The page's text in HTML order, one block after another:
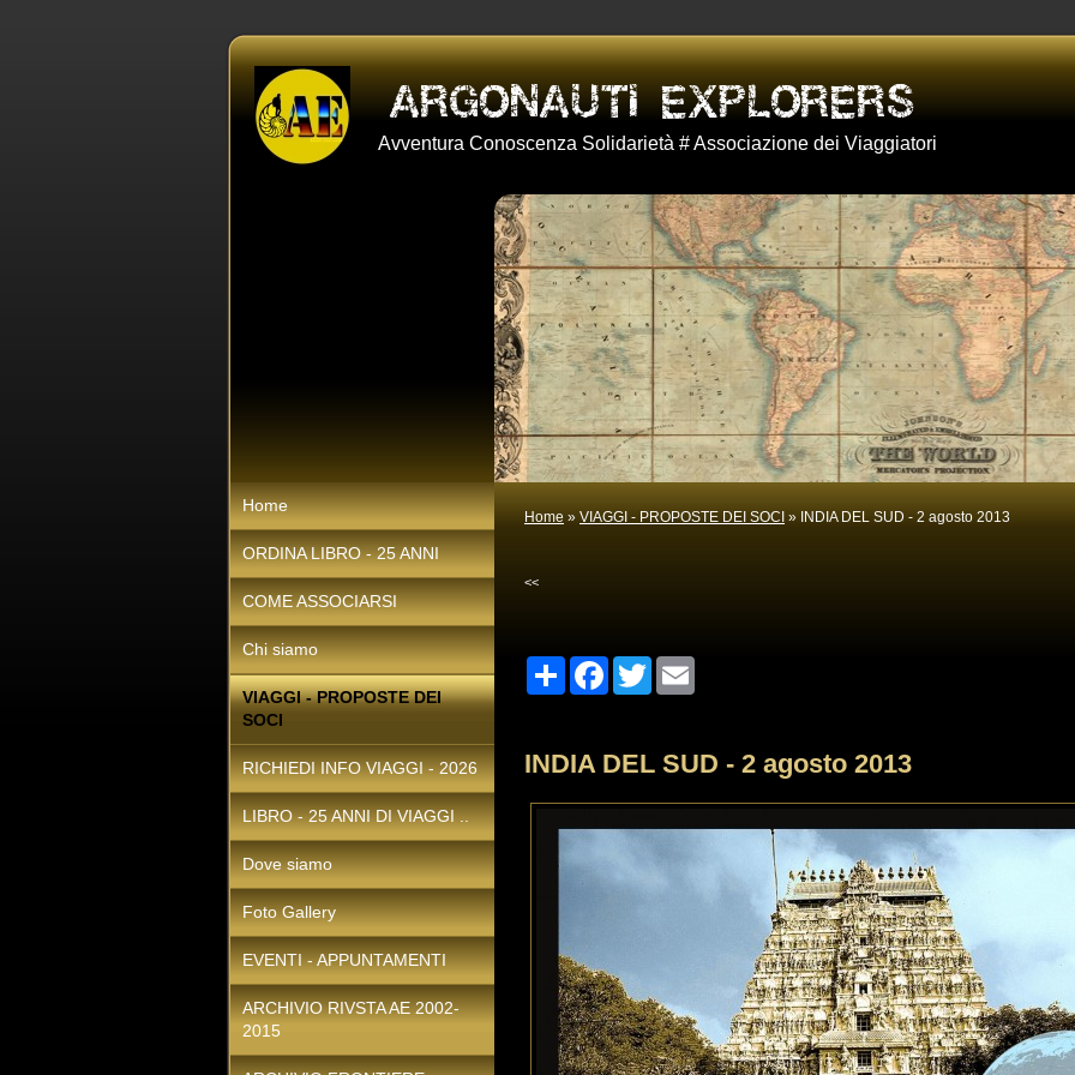
Avventura Conoscenza Solidarietà # Associazione dei Viaggiatori
Home » VIAGGI - PROPOSTE DEI SOCI » INDIA DEL SUD - 2 agosto 2013
<<
Share Facebook
Twitter
INDIA DEL SUD - 2 agosto 2013
Home
ORDINA LIBRO - 25 ANNI
COME ASSOCIARSI
Chi siamo
VIAGGI - PROPOSTE DEI
SOCI
RICHIEDI INFO VIAGGI - 2026
LIBRO - 25 ANNI DI VIAGGI ..
Dove siamo
Foto Gallery
EVENTI - APPUNTAMENTI
ARCHIVIO RIVSTA AE 2002-
2015